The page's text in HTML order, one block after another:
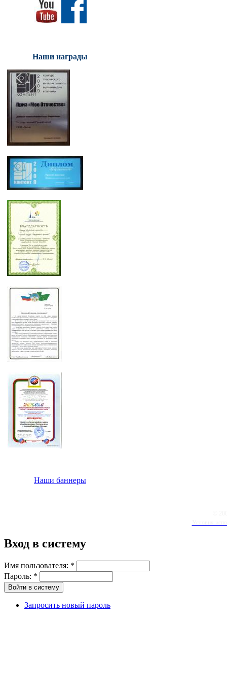
Наши награды
Наши баннеры
Вход в систему
Имя пользователя: *
Пароль: *
Запросить новый пароль